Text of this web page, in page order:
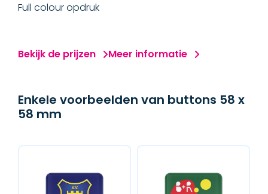
Full colour opdruk
Bekijk de prijzen Meer informatie
Enkele voorbeelden van buttons 58 x
58 mm